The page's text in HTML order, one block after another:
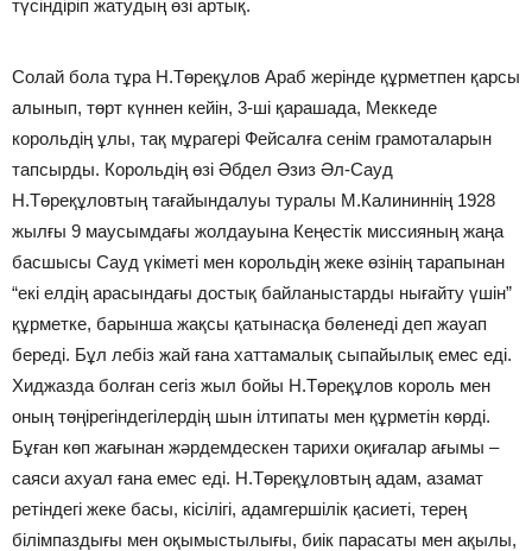
түсіндіріп жатудың өзі артық.
Солай бола тұра Н.Төреқұлов Араб жерінде құрметпен қарсы
алынып, төрт күннен кейін, 3-ші қарашада, Меккеде
корольдің ұлы, тақ мұрагері Фейсалға сенім грамоталарын
тапсырды. Корольдің өзі Әбдел Әзиз Әл-Сауд
Н.Төреқұловтың тағайындалуы туралы М.Калининнің 1928
жылғы 9 маусымдағы жолдауына Кеңестік миссияның жаңа
басшысы Сауд үкіметі мен корольдің жеке өзінің тарапынан
“екі елдің арасындағы достық байланыстарды нығайту үшін”
құрметке, барынша жақсы қатынасқа бөленеді деп жауап
береді. Бұл лебіз жай ғана хаттамалық сыпайылық емес еді.
Хиджазда болған сегіз жыл бойы Н.Төреқұлов король мен
оның төңірегіндегілердің шын ілтипаты мен құрметін көрді.
Бұған көп жағынан жәрдемдескен тарихи оқиғалар ағымы –
саяси ахуал ғана емес еді. Н.Төреқұловтың адам, азамат
ретіндегі жеке басы, кісілігі, адамгершілік қасиеті, терең
білімпаздығы мен оқымыстылығы, биік парасаты мен ақылы,